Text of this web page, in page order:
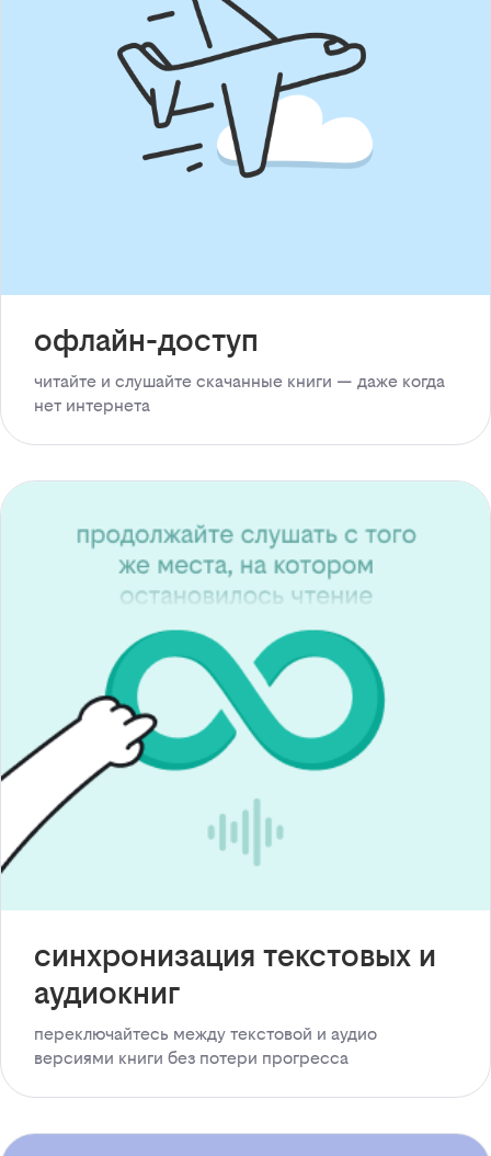
офлайн-доступ
читайте и слушайте скачанные книги — даже когда
нет интернета
синхронизация текстовых и
аудиокниг
переключайтесь между текстовой и аудио
версиями книги без потери прогресса